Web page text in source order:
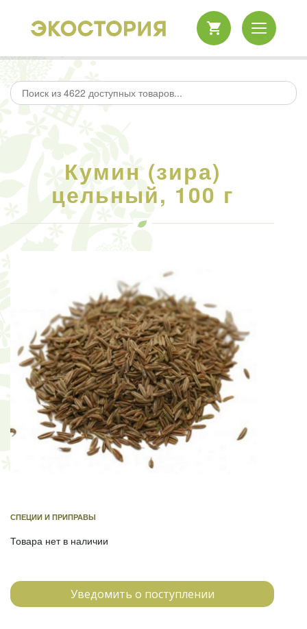
Кумин (зира)
цельный, 100 г
СПЕЦИИ И ПРИПРАВЫ
Товара нет в наличии
Уведомить о поступлении